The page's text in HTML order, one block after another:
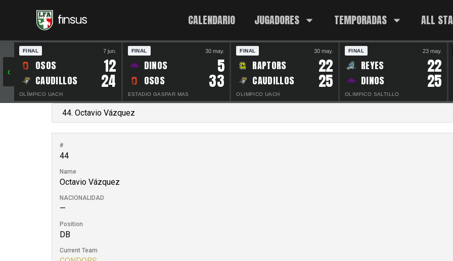
CALENDARIO JUGADORES TEMPORADAS ALL
‹
FINAL 7 jun.
OSOS 12
CAUDILLOS 24
OLÍMPICO UACH
FINAL 30 may.
DINOS 5
OSOS 33
ESTADIO GASPAR MAS
FINAL 30 may.
RAPTORS 22
CAUDILLOS 25
OLIMPICO UACH
FINAL 23 may.
REYES 22
DINOS 25
OLIMPICO SALTILLO
#
44
Name
Octavio Vázquez
NACIONALIDAD
—
Position
DB
Current Team